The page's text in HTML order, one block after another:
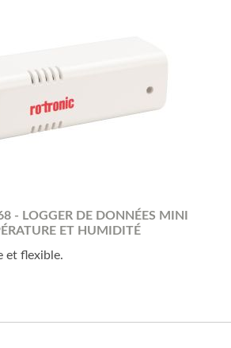
- LOGGER DE DONNÉES MINI
ET HUMIDITÉ
et flexible.